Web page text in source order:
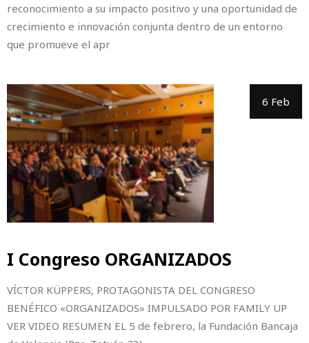
reconocimiento a su impacto positivo y una oportunidad de
crecimiento e innovación conjunta dentro de un entorno
que promueve el apr
6 Feb
I Congreso ORGANIZADOS
VÍCTOR KÜPPERS, PROTAGONISTA DEL CONGRESO
BENÉFICO «ORGANIZADOS» IMPULSADO POR FAMILY UP
VER VIDEO RESUMEN EL 5 de febrero, la Fundación Bancaja